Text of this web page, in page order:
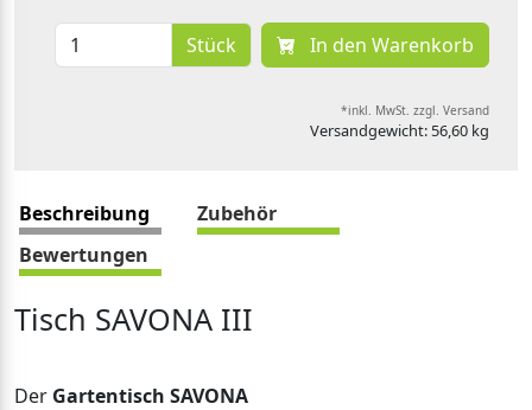
Stück In den Warenkorb
*inkl. MwSt. zzgl. Versand
Versandgewicht: 56,60 kg
Beschreibung
Zubehör
Bewertungen
Tisch SAVONA III
Der Gartentisch SAVONA